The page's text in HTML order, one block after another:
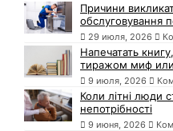
Причини
обслуговування
29 июля, 2026
Напечатать
тиражом миф или
9 июля, 2026
Коли літні люди
непотрібності
9 июня, 2026